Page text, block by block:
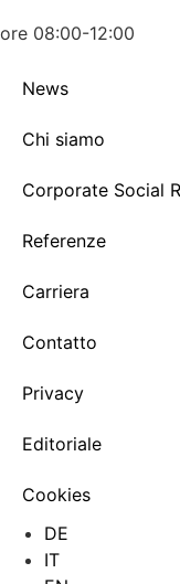
ore 08:00-12:00
News
Chi siamo
Corporate Social
Referenze
Carriera
Contatto
Privacy
Editoriale
Cookies
DE
IT